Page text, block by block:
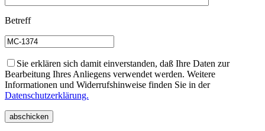
Betreff
Sie erklären sich damit einverstanden, daß Ihre Daten zur
Bearbeitung Ihres Anliegens verwendet werden. Weitere
Informationen und Widerrufshinweise finden Sie in der
Datenschutzerklärung.